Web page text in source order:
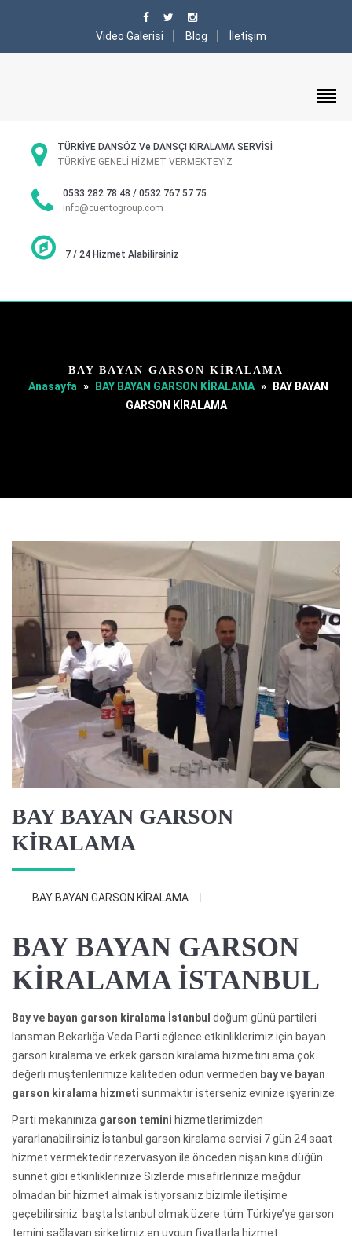
Video Galerisi Blog İletişim
TÜRKİYE DANSÖZ Ve DANSÇI KİRALAMA SERVİSİ
TÜRKİYE GENELİ HİZMET VERMEKTEYİZ
0533 282 78 48 / 0532 767 57 75
info@cuentogroup.com
7 / 24 Hizmet Alabilirsiniz
BAY BAYAN GARSON KİRALAMA
Anasayfa » BAY BAYAN GARSON KİRALAMA »
BAY BAYAN
GARSON KİRALAMA
BAY BAYAN GARSON
KİRALAMA
BAY BAYAN GARSON KİRALAMA
BAY BAYAN GARSON
KİRALAMA İSTANBUL
Bay ve bayan garson kiralama İstanbul doğum günü partileri
lansman Bekarlığa Veda Parti eğlence etkinliklerimiz için bayan
garson kiralama ve erkek garson kiralama hizmetini ama çok
değerli müşterilerimize kaliteden ödün vermeden bay ve bayan
garson kiralama hizmeti sunmaktır isterseniz evinize işyerinize
Parti mekanınıza garson temini hizmetlerimizden
yararlanabilirsiniz İstanbul garson kiralama servisi 7 gün 24 saat
hizmet vermektedir rezervasyon ile önceden nişan kına düğün
sünnet gibi etkinliklerinize Sizlerde misafirlerinize mağdur
olmadan bir hizmet almak istiyorsanız bizimle iletişime
geçebilirsiniz başta İstanbul olmak üzere tüm Türkiye’ye garson
temini sağlayan şirketimiz en uygun fiyatlarla hizmet